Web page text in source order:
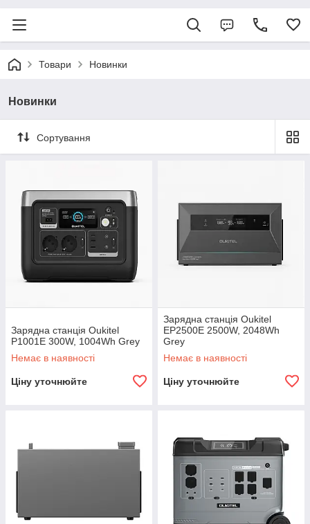
Товари Новинки
Новинки
Сортування
Зарядна станція Oukitel
P1001E 300W, 1004Wh Grey
Немає в наявності
Ціну уточнюйте
Зарядна станція Oukitel
EP2500E 2500W, 2048Wh
Grey
Немає в наявності
Ціну уточнюйте